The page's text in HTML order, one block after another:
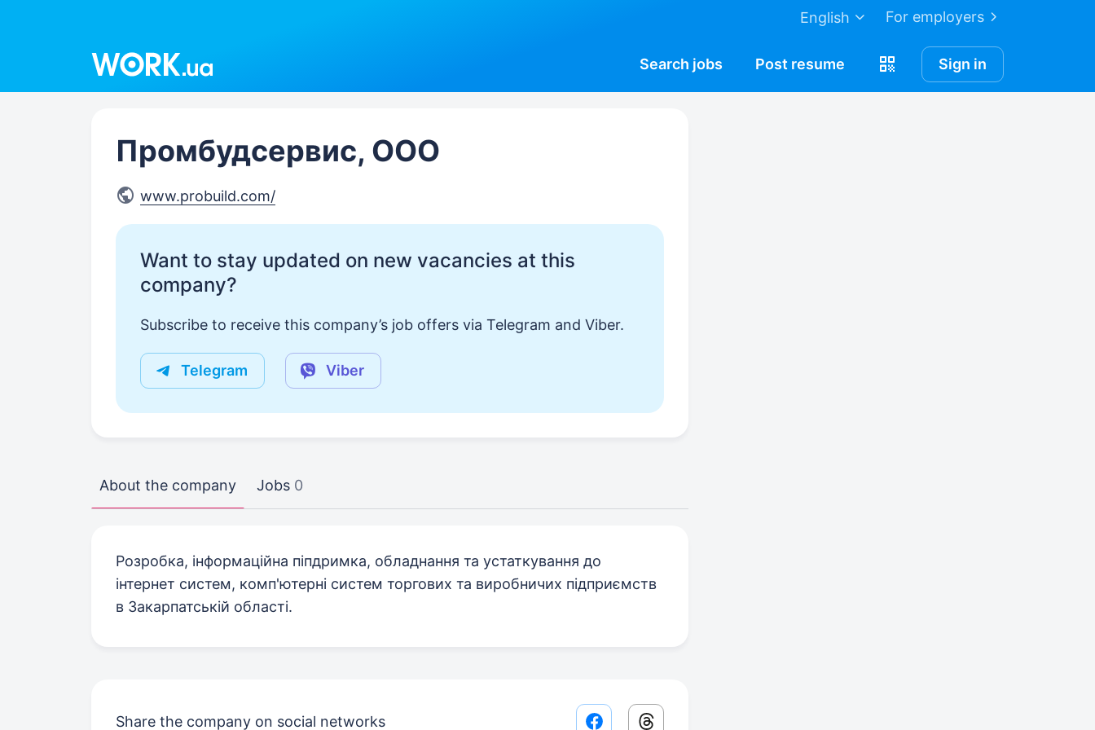
For employers
English
Search jobs Post resume Sign in
Промбудсервис, ООО
www.probuild.com/
Want to stay updated on new vacancies at this
company?
Subscribe to receive this company’s job offers via Telegram and Viber.
Telegram Viber
About the company Jobs 0
Розробка, iнформацiйна пiпдримка, обладнання та устаткування до
iнтернет систем, комп'ютернi систем торгових та виробничих пiдприємств
в Закарпатськiй областi.
Share the company on social networks